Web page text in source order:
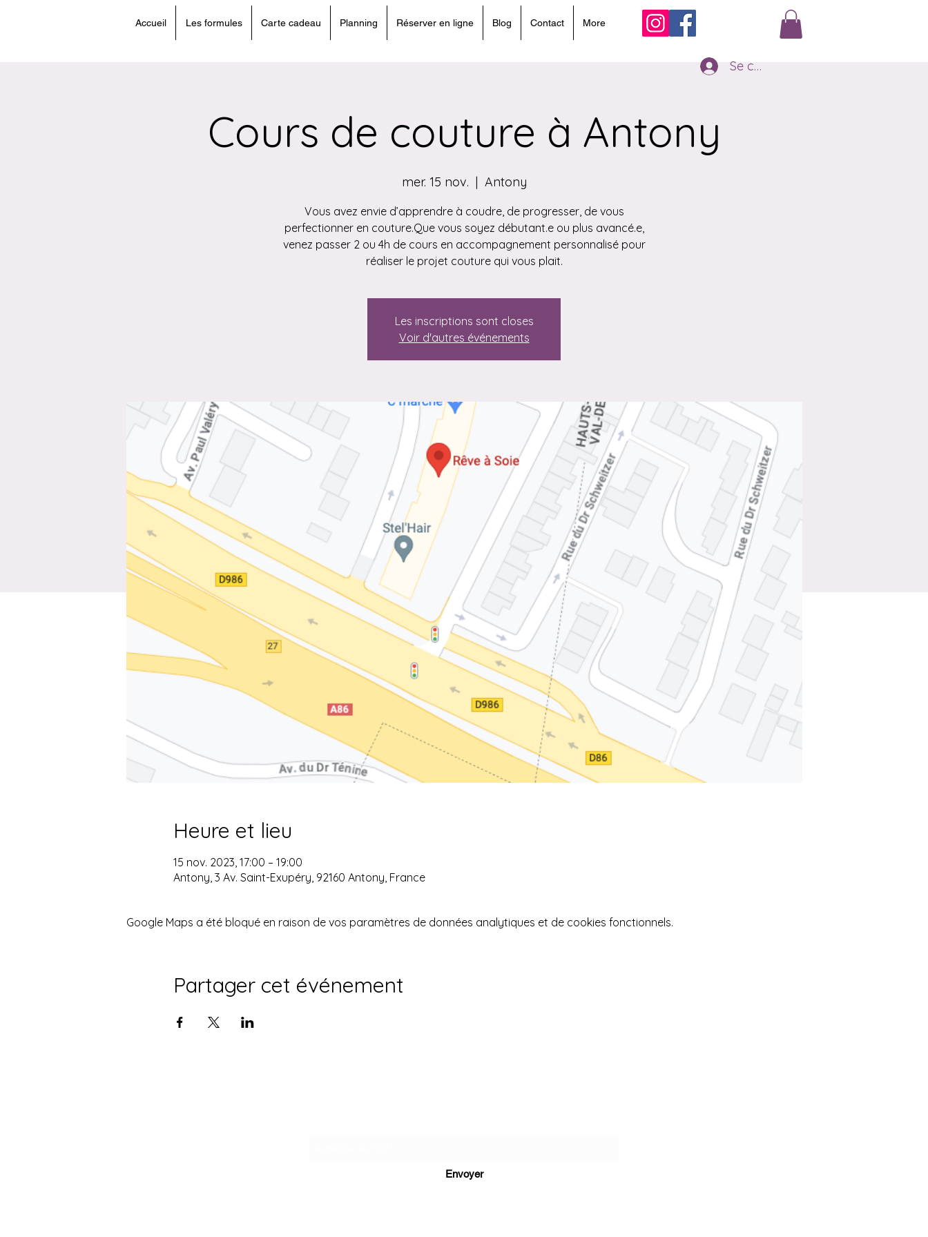
Accueil Les formules Carte cadeau Planning Réserver en ligne Blog Contact More
Se connecter
Cours de couture à Antony
mer. 15 nov.
  |
Antony
Vous avez envie d’apprendre à coudre, de progresser, de vous
perfectionner en couture.Que vous soyez débutant.e ou plus avancé.e,
venez passer 2 ou 4h de cours en accompagnement personnalisé pour
réaliser le projet couture qui vous plait.
Les inscriptions sont closes
Voir d'autres événements
Heure et lieu
15 nov. 2023, 17:00 – 19:00
Antony, 3 Av. Saint-Exupéry, 92160 Antony, France
Google Maps a été bloqué en raison de vos paramètres de données analytiques et de cookies fonctionnels.
Partager cet événement
Envoyer